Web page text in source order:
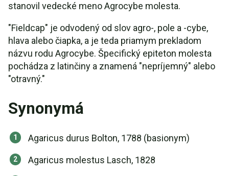
stanovil vedecké meno Agrocybe molesta.
"Fieldcap" je odvodený od slov agro-, pole a -cybe,
hlava alebo čiapka, a je teda priamym prekladom
názvu rodu Agrocybe. Špecifický epiteton molesta
pochádza z latinčiny a znamená "nepríjemný" alebo
"otravný."
Synonymá
Agaricus durus Bolton, 1788 (basionym)
Agaricus molestus Lasch, 1828